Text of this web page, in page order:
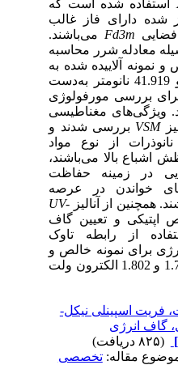
شده است که
شده دارای فاز غالب
Fd3m می‌باشند.
معادله شرر محاسبه
آلاییده شده به
ترتیب درحدود 41.915 و 41.919 نانومتر به‌دست
بررسی مورفولوژی
ویژگی‌های مغناطیسی
VSMبررسی شدند و
از نوع مواد
اشباع بالا می‌باشند،
در زمینه حفاظت
خواندن در عرصه
همچنین از آنالیزUV-
و تعیین گاف
از رابطه تاوک
برای نمونه خالص و
آلاییده شده به‌ترتیب 1.715 و 1.802 الکترون ولت
فریت اسپینلی نیکل-
گاف انرژی
مقاله:تخصصی